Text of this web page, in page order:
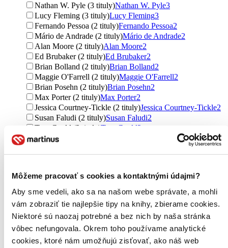
Môžeme pracovať s cookies a kontaktnými údajmi?
Aby sme vedeli, ako sa na našom webe správate, a mohli
vám zobraziť tie najlepšie tipy na knihy, zbierame cookies.
Niektoré sú naozaj potrebné a bez nich by naša stránka
vôbec nefungovala. Okrem toho používame analytické
cookies, ktoré nám umožňujú zisťovať, ako náš web
Nathan W. Pyle (3 tituly)Nathan W. Pyle3
Lucy Fleming (3 tituly)Lucy Fleming3
Fernando Pessoa (2 tituly)Fernando Pessoa2
Mário de Andrade (2 tituly)Mário de Andrade2
Alan Moore (2 tituly)Alan Moore2
Ed Brubaker (2 tituly)Ed Brubaker2
Brian Bolland (2 tituly)Brian Bolland2
Maggie O'Farrell (2 tituly)Maggie O'Farrell2
Brian Posehn (2 tituly)Brian Posehn2
Max Porter (2 tituly)Max Porter2
Jessica Courtney-Tickle (2 tituly)Jessica Courtney-Tickle2
Susan Faludi (2 tituly)Susan Faludi2
Tom Gauld (2 tituly)Tom Gauld2
Ďalšie možnosti
Vydavateľstvo
Inaque (34 titulov)Inaque 34
Stonožka (10 titulov)
Stonožka
Slovart, Crew (4 tituly)
mamaš (3 tituly)mamaš3
Zelený kocúr (2 tituly)Zelený kocúr2
Portugalský inštitút (2 tituly) Portugalský inštitút2
BRAK (2 tituly)BRAK2